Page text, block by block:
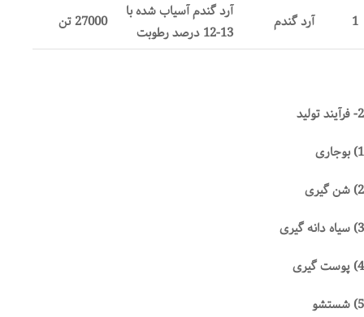
1
آرد گندم
آرد گندم آسیاب شده با
13-12 درصد رطوبت
27000 تن
2- فرآیند تولید
1) بوجاری
2) شن گیری
3) سیاه دانه گیری
4) پوست گیری
5) شستشو